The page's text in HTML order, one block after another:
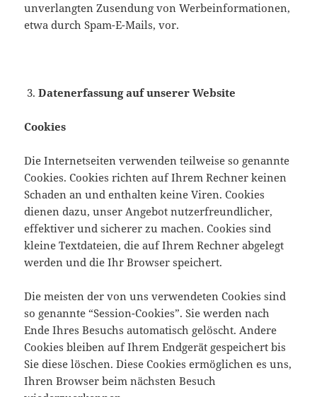
unverlangten Zusendung von Werbeinformationen,
etwa durch Spam-E-Mails, vor.
Datenerfassung auf unserer Website
Cookies
Die Internetseiten verwenden teilweise so genannte
Cookies. Cookies richten auf Ihrem Rechner keinen
Schaden an und enthalten keine Viren. Cookies
dienen dazu, unser Angebot nutzerfreundlicher,
effektiver und sicherer zu machen. Cookies sind
kleine Textdateien, die auf Ihrem Rechner abgelegt
werden und die Ihr Browser speichert.
Die meisten der von uns verwendeten Cookies sind
so genannte “Session-Cookies”. Sie werden nach
Ende Ihres Besuchs automatisch gelöscht. Andere
Cookies bleiben auf Ihrem Endgerät gespeichert bis
Sie diese löschen. Diese Cookies ermöglichen es uns,
Ihren Browser beim nächsten Besuch